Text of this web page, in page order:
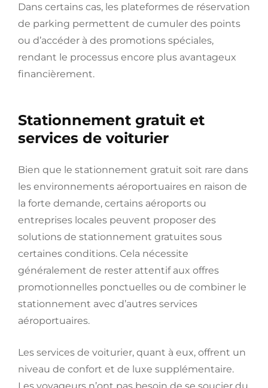
Dans certains cas, les plateformes de réservation
de parking permettent de cumuler des points
ou d’accéder à des promotions spéciales,
rendant le processus encore plus avantageux
financièrement.
Stationnement gratuit et
services de voiturier
Bien que le stationnement gratuit soit rare dans
les environnements aéroportuaires en raison de
la forte demande, certains aéroports ou
entreprises locales peuvent proposer des
solutions de stationnement gratuites sous
certaines conditions. Cela nécessite
généralement de rester attentif aux offres
promotionnelles ponctuelles ou de combiner le
stationnement avec d’autres services
aéroportuaires.
Les services de voiturier, quant à eux, offrent un
niveau de confort et de luxe supplémentaire.
Les voyageurs n’ont pas besoin de se soucier du